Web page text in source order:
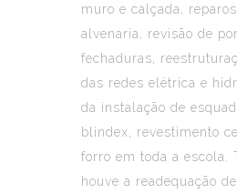
muro e calçada,
alvenaria, revisão de
fechaduras,
das redes elétrica e
da instalação de
blindex, revestimento
forro em toda a escola.
houve a readequação